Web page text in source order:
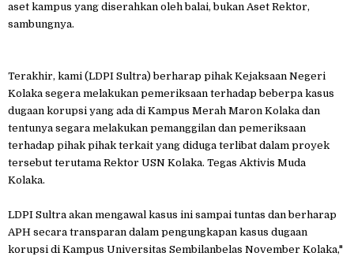
aset kampus yang diserahkan oleh balai, bukan Aset Rektor,
sambungnya.
Terakhir, kami (LDPI Sultra) berharap pihak Kejaksaan Negeri
Kolaka segera melakukan pemeriksaan terhadap beberpa kasus
dugaan korupsi yang ada di Kampus Merah Maron Kolaka dan
tentunya segara melakukan pemanggilan dan pemeriksaan
terhadap pihak pihak terkait yang diduga terlibat dalam proyek
tersebut terutama Rektor USN Kolaka. Tegas Aktivis Muda
Kolaka.
LDPI Sultra akan mengawal kasus ini sampai tuntas dan berharap
APH secara transparan dalam pengungkapan kasus dugaan
korupsi di Kampus Universitas Sembilanbelas November Kolaka,"